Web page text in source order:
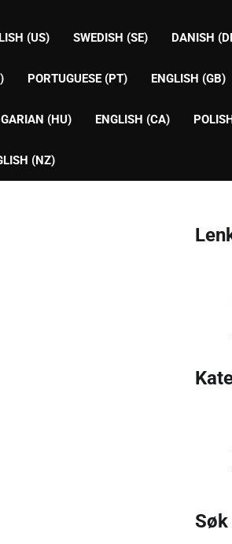
(US) SWEDISH (SE) DANISH
PORTUGUESE (PT) ENGLISH (GB)
(HU) ENGLISH (CA)
(NZ)
Søk